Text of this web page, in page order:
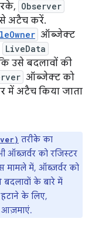
Observer
अटैच करें.
ऑब्जेक्ट
LiveData
उसे बदलावों की
ऑब्जेक्ट को
में अटैच किया जाता
तरीके का
ऑब्ज़र्वर को रजिस्टर
मामले में, ऑब्ज़र्वर को
बदलावों के बारे में
के लिए,
आज़माएं.